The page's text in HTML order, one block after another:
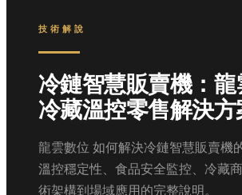
技術解說
冷鏈智慧販賣機：
冷藏溫控零售解決方
龍雲數位 如何解決冷鏈智慧販賣機
溫控穩定性、食品安全監控、冷藏
術架構到場域應用的完整說明。